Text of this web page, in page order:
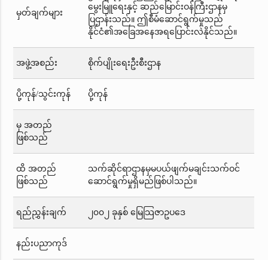
မှတ်ချက်များ
မွေးမြူရေးနှင့် ဆည်မြောင်းဝန်ကြီးဌာနမှ
ပြဌာန်းသည်။ ဤစီမံဆောင်ရွက်မှုသည်
နိုင်ငံ၏အခြေအနေအရပြောင်းလဲနိုင်သည်။
အဖွဲ့အစည်း စိုက်ပျိုးရေးဦးစီးဌာန
ပို့ကုန်/သွင်းကုန် ပို့ကုန်
မှ အတည်
ဖြစ်သည်
ထိ အတည်
ဖြစ်သည်
သက်ဆိုင်ရာဌာနမှမပယ်ဖျက်မချင်းသက်ဝင်
ဆောင်ရွက်မှုရှိမည်ဖြစ်ပါသည်။
ရည်ညွှန်းချက် ၂၀၀၂ ခုနှစ် မြေသြဇာဥပဒေ
နည်းပညာကုဒ်